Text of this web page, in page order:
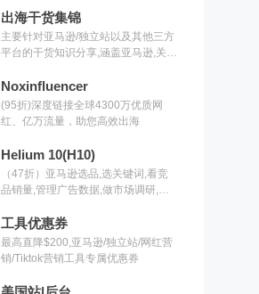
出海干货集锦
主要针对亚马逊/独立站以及其他三方
平台的干货知识分享,涵盖亚马逊,关键
具以及出海干货集锦,欢迎关注
Noxinfluencer
(95折)深度链接全球4300万优质网
红、亿万流量，助您高效出海
Helium 10(H10)
（47折）亚马逊选品,选关键词,看竞
品销量,管理广告数据,做市场调研,有
工具优惠券
最高直降$200,亚马逊/独立站/网红营
销/Tiktok营销工具专属优惠券